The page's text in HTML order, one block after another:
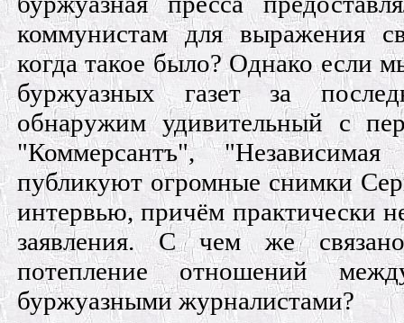
коммунистам для выражения
когда такое было? Однако если
буржуазных газет за
обнаружим удивительный с
"Коммерсантъ",
публикуют огромные снимки
интервью, причём практически
заявления. С чем же
потепление отношений
буржуазными журналистами?